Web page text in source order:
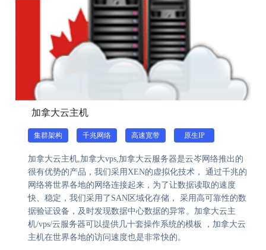
加拿大云主机
集群架构 千兆网络 高速宽带 原生IP
加拿大云主机,加拿大vps,加拿大云服务器是云岑网络推出的
很有优势的产品，我们采用XEN的虚拟化技术， 通过千兆的
网络将世界各地的网络连接起来，为了让数据读取的速度
快、稳定，我们采用了SAN区域化存储， 采用高可靠性的数
据验证设备，及时发现数据中心数据的异常。加拿大云主
机/vps/云服务器可以提供几十套操作系统的模板 ，加拿大云
主机在世界各地的访问速度也是非常快的。